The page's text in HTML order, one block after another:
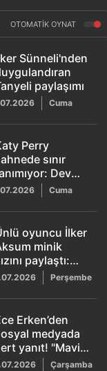
OTOMATİK OYNAT
Sünneli'nden
paylaşımı
Cuma
Perry
sınır
Dev
konseptiyle
hayranlarını
Cuma
oyuncu İlker
minik
paylaştı:
halleri
beğeni topladı
Perşembe
Erken’den
medyada
yanıt! "Mavi
yorumu olay
Çarşamba